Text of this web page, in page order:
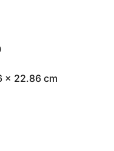
x 3.76 x 22.86 cm